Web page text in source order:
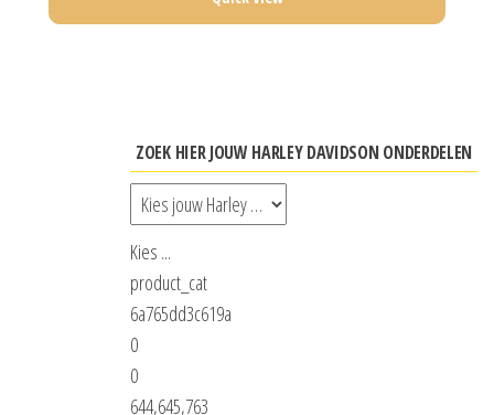
ZOEK HIER JOUW HARLEY DAVIDSON ONDERDELEN
Kies ...
product_cat
6a765dd3c619a
0
0
644,645,763